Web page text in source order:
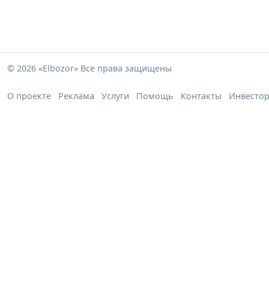
© 2026 «Elbozor» Все права защищены
О проекте Реклама Услуги Помощь Контакты